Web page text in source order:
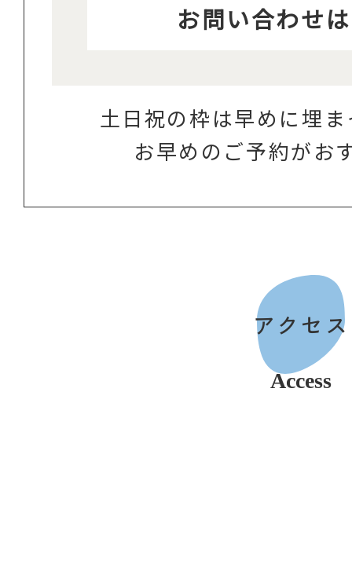
お問い合わせ
土日祝の枠は早めに埋
お早めのご予約がお
アクセス
Access